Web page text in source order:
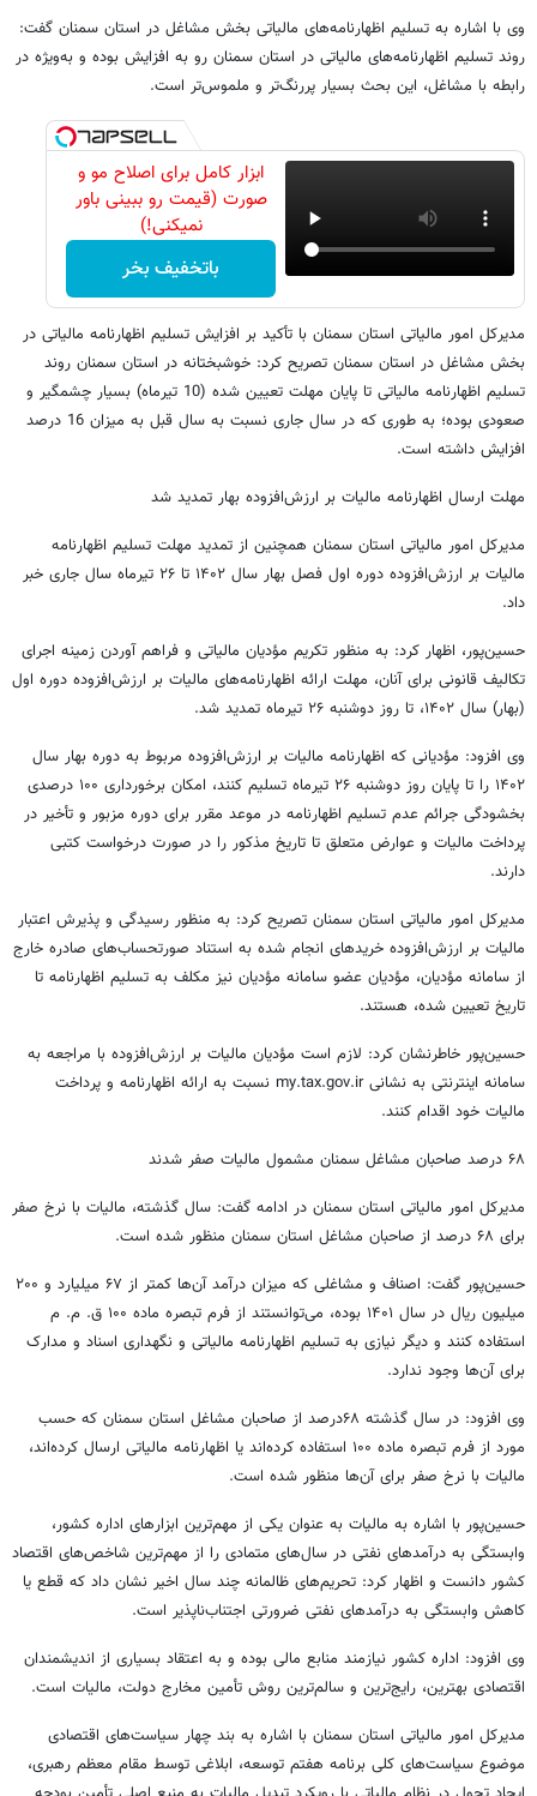
وی با اشاره به تسلیم اظهارنامه‌های مالیاتی بخش مشاغل در استان سمنان گفت:
روند تسلیم اظهارنامه‌های مالیاتی در استان سمنان رو به افزایش بوده و به‌ویژه در
رابطه با مشاغل، این بحث بسیار پررنگ‌تر و ملموس‌تر است.
ابزار کامل برای اصلاح مو و
صورت (قیمت رو ببینی باور
نمیکنی!)
باتخفیف بخر
مدیرکل امور مالیاتی استان سمنان با تأکید بر افزایش تسلیم اظهارنامه مالیاتی در
بخش مشاغل در استان سمنان تصریح کرد: خوشبختانه در استان سمنان روند
تسلیم اظهارنامه مالیاتی تا پایان مهلت تعیین شده (10 تیرماه) بسیار چشمگیر و
صعودی بوده؛ به طوری که در سال جاری نسبت به سال قبل به میزان 16 درصد
افزایش داشته است.
مهلت ارسال اظهارنامه مالیات بر ارزش‌افزوده بهار تمدید شد
مدیرکل امور مالیاتی استان سمنان همچنین از تمدید مهلت تسلیم اظهارنامه
مالیات بر ارزش‌افزوده دوره اول فصل بهار سال ۱۴۰۲ تا ۲۶ تیرماه سال جاری خبر
داد.
حسین‌پور، اظهار کرد: به منظور تکریم مؤدیان مالیاتی و فراهم آوردن زمینه اجرای
تکالیف قانونی برای آنان، مهلت ارائه اظهارنامه‌های مالیات بر ارزش‌افزوده دوره اول
(بهار) سال ۱۴۰۲، تا روز دوشنبه ۲۶ تیرماه تمدید شد.
وی افزود: مؤدیانی که اظهارنامه مالیات بر ارزش‌افزوده مربوط به دوره بهار سال
۱۴۰۲ را تا پایان روز دوشنبه ۲۶ تیرماه تسلیم کنند، امکان برخورداری ۱۰۰ درصدی
بخشودگی جرائم عدم تسلیم اظهارنامه در موعد مقرر برای دوره مزبور و تأخیر در
پرداخت مالیات و عوارض متعلق تا تاریخ مذکور را در صورت درخواست کتبی
دارند.
مدیرکل امور مالیاتی استان سمنان تصریح کرد: به منظور رسیدگی و پذیرش اعتبار
مالیات بر ارزش‌افزوده خریدهای انجام شده به استناد صورتحساب‌های صادره خارج
از سامانه مؤدیان، مؤدیان عضو سامانه مؤدیان نیز مکلف به تسلیم اظهارنامه تا
تاریخ تعیین شده، هستند.
حسین‌پور خاطرنشان کرد: لازم است مؤدیان مالیات بر ارزش‌افزوده با مراجعه به
سامانه اینترنتی به نشانی my.tax.gov.ir نسبت به ارائه اظهارنامه و پرداخت
مالیات خود اقدام کنند.
۶۸ درصد صاحبان مشاغل سمنان مشمول مالیات صفر شدند
مدیرکل امور مالیاتی استان سمنان در ادامه گفت: سال گذشته، مالیات با نرخ صفر
برای ۶۸ درصد از صاحبان مشاغل استان سمنان منظور شده است.
حسین‌پور گفت: اصناف و مشاغلی که میزان درآمد آن‌ها کمتر از ۶۷ میلیارد و ۲۰۰
میلیون ریال در سال ۱۴۰۱ بوده، می‌توانستند از فرم تبصره ماده ۱۰۰ ق. م. م
استفاده کنند و دیگر نیازی به تسلیم اظهارنامه مالیاتی و نگهداری اسناد و مدارک
برای آن‌ها وجود ندارد.
وی افزود: در سال گذشته ۶۸درصد از صاحبان مشاغل استان سمنان که حسب
مورد از فرم تبصره ماده ۱۰۰ استفاده کرده‌اند یا اظهارنامه مالیاتی ارسال کرده‌اند،
مالیات با نرخ صفر برای آن‌ها منظور شده است.
حسین‌پور با اشاره به مالیات به عنوان یکی از مهم‌ترین ابزارهای اداره کشور،
وابستگی به درآمدهای نفتی در سال‌های متمادی را از مهم‌ترین شاخص‌های اقتصاد
کشور دانست و اظهار کرد: تحریم‌های ظالمانه چند سال اخیر نشان داد که قطع یا
کاهش وابستگی به درآمدهای نفتی ضرورتی اجتناب‌ناپذیر است.
وی افزود: اداره کشور نیازمند منابع مالی بوده و به اعتقاد بسیاری از اندیشمندان
اقتصادی بهترین، رایج‌ترین و سالم‌ترین روش تأمین مخارج دولت، مالیات است.
مدیرکل امور مالیاتی استان سمنان با اشاره به بند چهار سیاست‌های اقتصادی
موضوع سیاست‌های کلی برنامه هفتم توسعه، ابلاغی توسط مقام معظم رهبری،